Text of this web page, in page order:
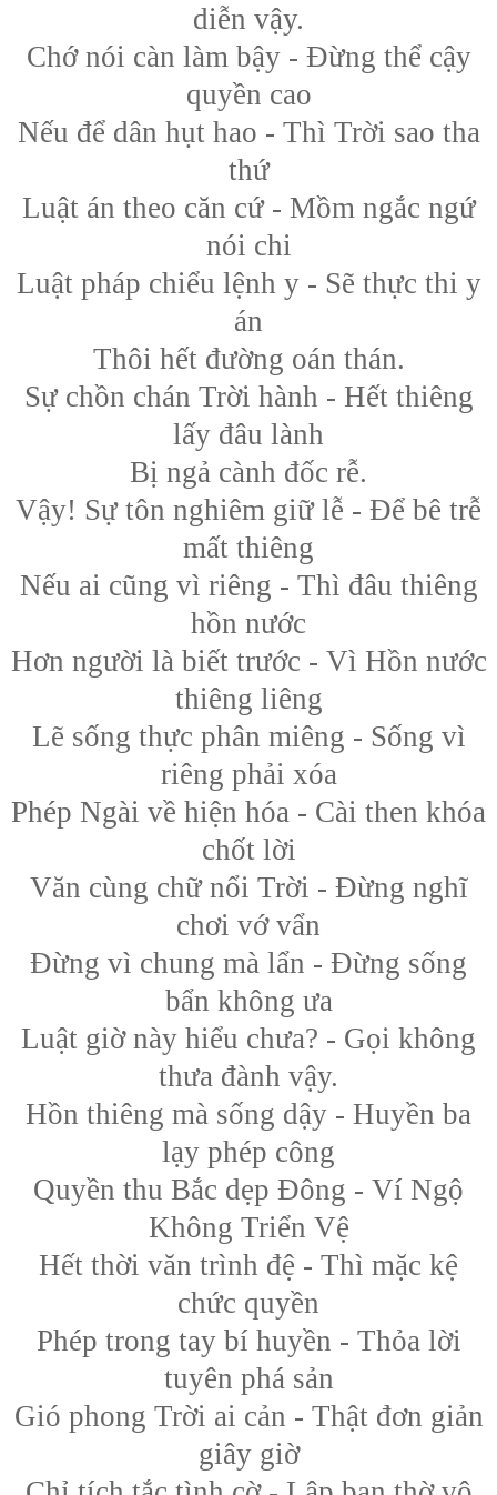
diễn vậy.
Chớ nói càn làm bậy - Đừng thể cậy
quyền cao
Nếu để dân hụt hao - Thì Trời sao tha
thứ
Luật án theo căn cứ - Mồm ngắc ngứ
nói chi
Luật pháp chiểu lệnh y - Sẽ thực thi y
án
Thôi hết đường oán thán.
Sự chồn chán Trời hành - Hết thiêng
lấy đâu lành
Bị ngả cành đốc rễ.
Vậy! Sự tôn nghiêm giữ lễ - Để bê trễ
mất thiêng
Nếu ai cũng vì riêng - Thì đâu thiêng
hồn nước
Hơn người là biết trước - Vì Hồn nước
thiêng liêng
Lẽ sống thực phân miêng - Sống vì
riêng phải xóa
Phép Ngài về hiện hóa - Cài then khóa
chốt lời
Văn cùng chữ nổi Trời - Đừng nghĩ
chơi vớ vẩn
Đừng vì chung mà lẩn - Đừng sống
bẩn không ưa
Luật giờ này hiểu chưa? - Gọi không
thưa đành vậy.
Hồn thiêng mà sống dậy - Huyền ba
lạy phép công
Quyền thu Bắc dẹp Đông - Ví Ngộ
Không Triển Vệ
Hết thời văn trình đệ - Thì mặc kệ
chức quyền
Phép trong tay bí huyền - Thỏa lời
tuyên phá sản
Gió phong Trời ai cản - Thật đơn giản
giây giờ